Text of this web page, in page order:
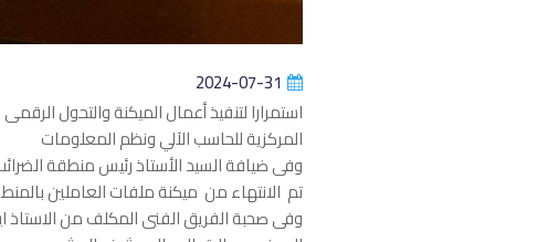
2024-07-31
استمرارا لتنفيذ أعمال الميكنة والتحول
المركزية للحاسب الآلي ونظم المعلومات
وفى ضيافة السيد الأستاذ رئيس منطقة
تم الانتهاء من ميكنة ملفات العاملين
وفى صحبة الفريق الفنى المكلف من الاستاذ